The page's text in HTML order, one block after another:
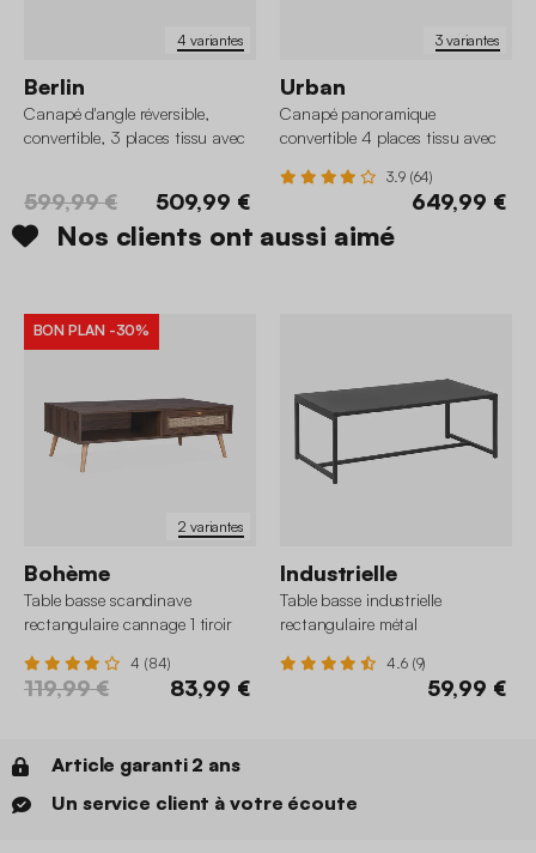
4 variantes
Berlin
Canapé d'angle réversible,
convertible, 3 places tissu avec
599,99 € 509,99 €
3 variantes
Urban
Canapé panoramique
convertible 4 places tissu avec
3.9 (64)
649,99 €
Nos clients ont aussi aimé
2 variantes
BON PLAN -30%
Bohème
Table basse scandinave
rectangulaire cannage 1 tiroir
4 (84)
119,99 € 83,99 €
Industrielle
Table basse industrielle
rectangulaire métal
4.6 (9)
59,99 €
Article garanti 2 ans
Un service client à votre écoute